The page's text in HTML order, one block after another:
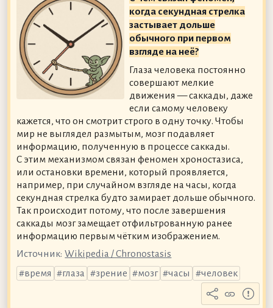
когда секундная стрелка
застывает дольше
обычного при первом
взгляде на неё?
Глаза человека постоянно
совершают мелкие
движения — саккады, даже
если самому человеку
кажется, что он смотрит строго в одну точку. Чтобы
мир не выглядел размытым, мозг подавляет
информацию, полученную в процессе саккады.
С этим механизмом связан феномен хроностазиса,
или остановки времени, который проявляется,
например, при случайном взгляде на часы, когда
секундная стрелка будто замирает дольше обычного.
Так происходит потому, что после завершения
саккады мозг замещает отфильтрованную ранее
информацию первым чётким изображением.
Источник: Wikipedia / Chronostasis
время
глаза зрение мозг часы человек